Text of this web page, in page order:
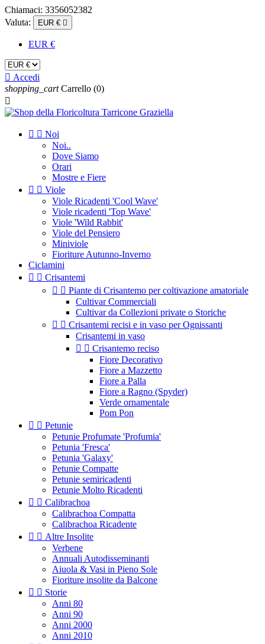
Chiamaci: 3356052382
Valuta:
EUR € 
EUR €
 Accedi
shopping_cart Carrello (0)

  Noi
Noi..
Dove Siamo
Orari
Mostre e Fiere
  Viole
Viole Ricadenti 'Cool Wave'
Viole ricadenti 'Top Wave'
Viole 'Wild Rabbit'
Viole del Pensiero
Miniviole
Fioriture Autunno-Inverno
Ciclamini
  Crisantemi
  Piante di Crisantemo per coltivazione amatoriale
Cultivar Commerciali
Cultivar da Collezioni private o Storiche
  Crisantemi recisi e in vaso per Ognissanti
Crisantemi in vaso
  Crisantemo reciso
Fiore Decorativo
Fiore a Mazzetto
Fiore a Palla
Fiore a Ragno (Spyder)
Verde ornamentale
Pom Pon
  Petunie
Petunie Profumate 'Profumia'
Petunia 'Fresca'
Petunia 'Galaxy'
Petunie Compatte
Petunie semiricadenti
Petunie Molto Ricadenti
  Calibrachoa
Calibrachoa Compatta
Calibrachoa Ricadente
  Altre Insolite
Verbene
Annuali Autodisseminanti
Aiuola & Vasi in Pieno Sole
Fioriture insolite da Balcone
  Storie
Anni 80
Anni 90
Anni 2000
Anni 2010